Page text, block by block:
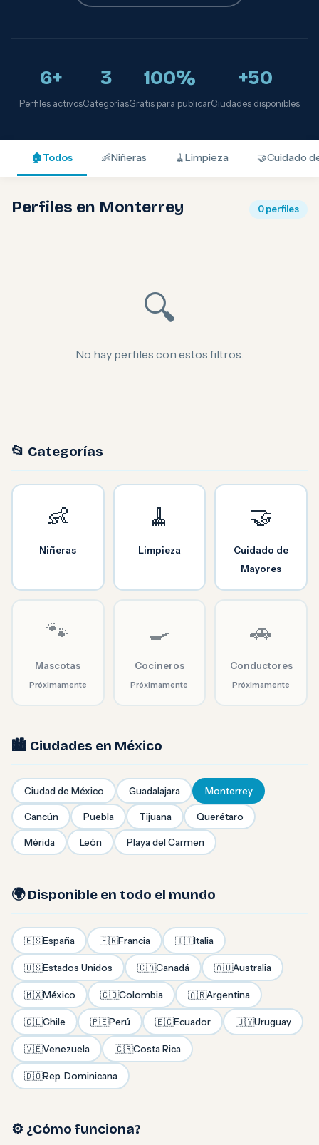
6+
Perfiles activos
3
Categorías
100%
Gratis para publicar
+50
Ciudades disponibles
🏠Todos 👶Niñeras 🧹Limpieza 🤝Cuidado
Perfiles en Monterrey 0 perfiles
🔍
No hay perfiles con estos filtros.
📂 Categorías
👶
Niñeras
🧹
Limpieza
🤝
Cuidado de
Mayores
🐾
Mascotas
Próximamente
🍳
Cocineros
Próximamente
🚗
Conductores
Próximamente
🏙️ Ciudades en México
Ciudad de México Guadalajara Monterrey
Cancún Puebla Tijuana Querétaro
Mérida León Playa del Carmen
🌍 Disponible en todo el mundo
🇪🇸España 🇫🇷Francia 🇮🇹Italia
🇺🇸Estados Unidos 🇨🇦Canadá 🇦🇺Australia
🇲🇽México 🇨🇴Colombia 🇦🇷Argentina
🇨🇱Chile 🇵🇪Perú 🇪🇨Ecuador 🇺🇾Uruguay
🇻🇪Venezuela 🇨🇷Costa Rica
🇩🇴Rep. Dominicana
⚙️ ¿Cómo funciona?